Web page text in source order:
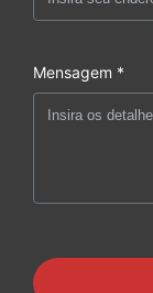
Mensagem *